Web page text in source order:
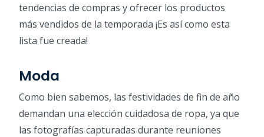
tendencias de compras y ofrecer los productos
más vendidos de la temporada ¡Es así como esta
lista fue creada!
Moda
Como bien sabemos, las festividades de fin de año
demandan una elección cuidadosa de ropa, ya que
las fotografías capturadas durante reuniones